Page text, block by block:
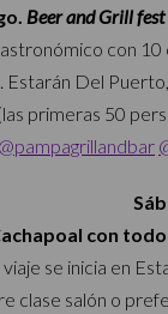
Beer and Grill fest
con 10
Estarán Del
primeras 50
@pampagrillandbar
con
se inicia en
clase salón o